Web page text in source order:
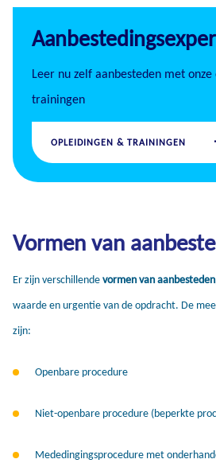
Leer nu zelf aanbesteden met
trainingen
OPLEIDINGEN & TRAININGEN
Vormen van
Er zijn verschillendevormen van aanbesteden
waarde en urgentie van de opdracht. De
zijn:
Openbare procedure
Niet-openbare procedure (beperkte
Mededingingsprocedure met